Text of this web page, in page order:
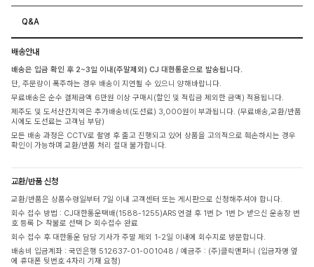
Q&A
배송안내
배송은 입금 확인 후 2~3일 이내(주말제외) CJ 대한통운으로 발송됩니다.
단, 주문량이 폭주하는 경우 배송이 지연될 수 있으니 양해바랍니다.
무료배송은 순수 결제금액 6만원 이상 구매시(할인 및 적립금 제외한 금액) 적용됩니다.
제주도 및 도서산간지역은 추가배송비(도선료) 3,000원이 부과됩니다. (무료배송,교환/반품
시에도 도선료는 고객님 부담)
모든 배송 과정은 CCTV로 촬영 후 출고 진행되고 있어 상품을 고의적으로 훼손하시는 경우
확인이 가능하며 교환/반품 처리 절대 불가합니다.
교환/반품 신청
교환/반품은 상품수령일부터 7일 이내 고객센터 또는 게시판으로 신청해주셔야 합니다.
회수 접수 방법 : CJ대한통운택배(1588-1255)ARS 연결 후 1번 ▷ 1번 ▷ 받으신 운송장 번
호 등록 ▷ 착불로 선택 ▷ 회수접수 완료
회수 접수 후 대한통운 담당 기사가 주말 제외 1-2일 이내에 회수지로 방문합니다.
배송비 입금계좌 : 국민은행 512637-01-001048 / 예금주 : (주)클릭앤퍼니 (입금자명 옆
에 휴대폰 뒷번호 4자리 기재 요청)